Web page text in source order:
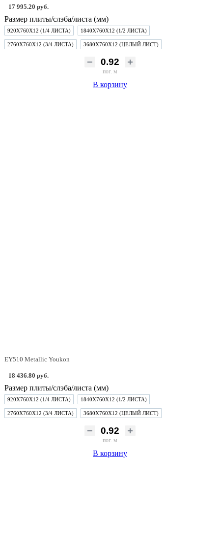
17 995.20 руб.
Размер плиты/слэба/листа (мм)
920Х760Х12 (1/4 ЛИСТА) 1840Х760Х12 (1/2 ЛИСТА)
2760Х760Х12 (3/4 ЛИСТА) 3680Х760Х12 (ЦЕЛЫЙ ЛИСТ)
пог. м
В корзину
EY510 Metallic Youkon
18 436.80 руб.
Размер плиты/слэба/листа (мм)
920Х760Х12 (1/4 ЛИСТА) 1840Х760Х12 (1/2 ЛИСТА)
2760Х760Х12 (3/4 ЛИСТА) 3680Х760Х12 (ЦЕЛЫЙ ЛИСТ)
пог. м
В корзину